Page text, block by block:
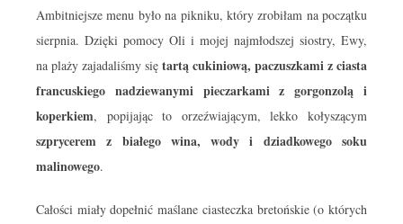
Ambitniejsze menu było na pikniku, który zrobiłam na początku
sierpnia. Dzięki pomocy Oli i mojej najmłodszej siostry, Ewy,
na plaży zajadaliśmy się tartą cukiniową, paczuszkami z ciasta
francuskiego nadziewanymi pieczarkami z gorgonzolą i
koperkiem, popijając to orzeźwiającym, lekko kołyszącym
szprycerem z białego wina, wody i dziadkowego soku
malinowego.
Całości miały dopełnić maślane ciasteczka bretońskie (o których